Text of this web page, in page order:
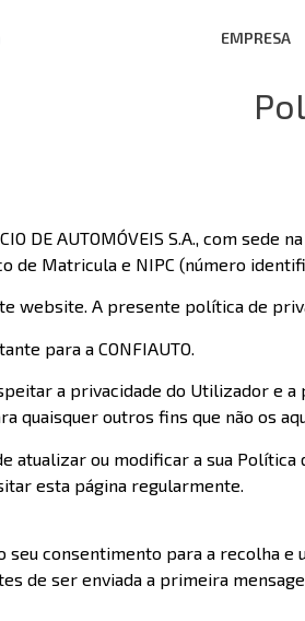
EMPRESA
DE AUTOMÓVEIS S.A., com
de Matricula e NIPC (número
website. A presente política de
para a CONFIAUTO.
a privacidade do Utilizador e
quaisquer outros fins que não os
atualizar ou modificar a sua
esta página regularmente.
consentimento para a recolha e
de ser enviada a primeira